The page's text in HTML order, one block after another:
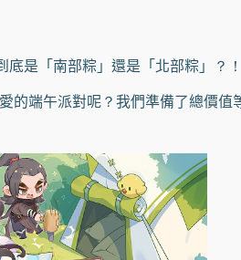
是「南部粽」還是「北部粽」？！
端午派對呢？我們準備了總價值